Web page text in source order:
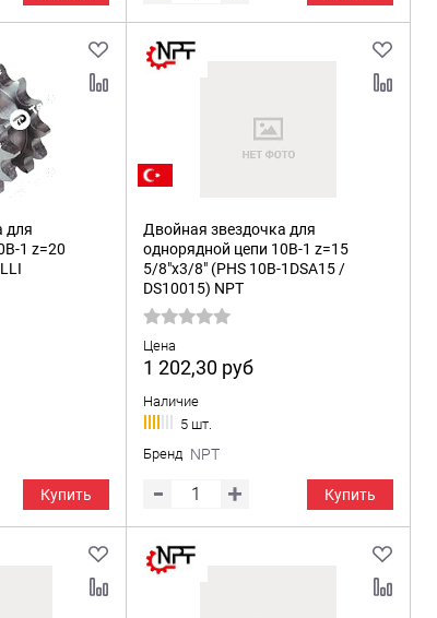
для
1 z=20
Купить
Двойная звездочка для
однорядной цепи 10B-1 z=15
5/8"x3/8" (PHS 10B-1DSA15 /
DS10015) NPT
Цена
1 202,30 руб
Наличие
5 шт.
Бренд NPT
Купить